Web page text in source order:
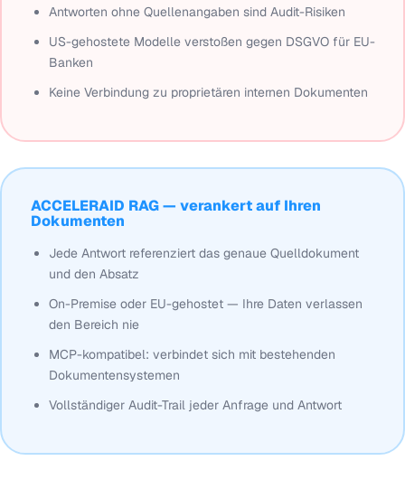
Antworten ohne Quellenangaben sind Audit-Risiken
US-gehostete Modelle verstoßen gegen DSGVO für EU-
Banken
Keine Verbindung zu proprietären internen Dokumenten
ACCELERAID RAG — verankert auf Ihren
Dokumenten
Jede Antwort referenziert das genaue Quelldokument
und den Absatz
On-Premise oder EU-gehostet — Ihre Daten verlassen
den Bereich nie
MCP-kompatibel: verbindet sich mit bestehenden
Dokumentensystemen
Vollständiger Audit-Trail jeder Anfrage und Antwort